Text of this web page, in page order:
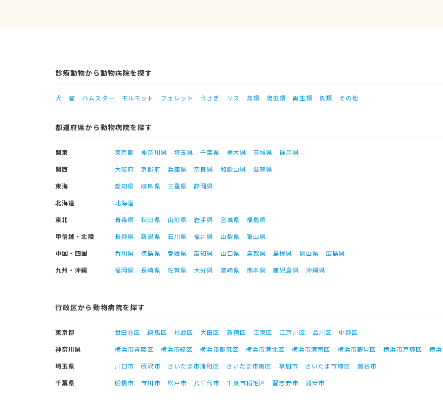
診療動物から動物病院を探す
犬 猫 ハムスター モルモット フェレット うさぎ リス 鳥類 爬虫類 両生類 魚類 その他
都道府県から動物病院を探す
関東 東京都 神奈川県 埼玉県 千葉県 栃木県 茨城県
群馬県
関西
大阪府 京都府 兵庫県 奈良県 和歌山県
滋賀県
東海
愛知県 岐阜県 三重県
静岡県
北海道
北海道
東北
青森県 秋田県 山形県 岩手県 宮城県
福島県
甲信越・北陸
長野県 新潟県 石川県 福井県 山梨県
富山県
中国・四国
香川県 徳島県 愛媛県 高知県 山口県 鳥取県 島根県 岡山県
広島県
九州・沖縄
福岡県 長崎県 佐賀県 大分県 宮崎県 熊本県 鹿児島県 沖縄県
行政区から動物病院を探す
東京都 世田谷区 練馬区 杉並区 大田区 新宿区 江東区 江戸川区 品川区
中野区
神奈川県
横浜市青葉区 横浜市緑区 横浜市都筑区 横浜市港北区 横浜市港南区 横浜市鶴見区 横浜市戸塚区
横
埼玉県
川口市 所沢市 さいたま市浦和区 さいたま市南区 草加市 さいたま市緑区
越谷市
千葉県
船橋市 市川市 松戸市 八千代市 千葉市稲毛区 習志野市 浦安市